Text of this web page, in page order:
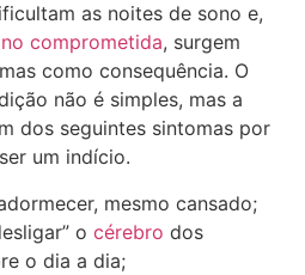
as noites de sono e,
comprometida, surgem
como consequência. O
não é simples, mas a
dos seguintes sintomas por
um indício.
mesmo cansado;
o cérebro dos
o dia a dia;